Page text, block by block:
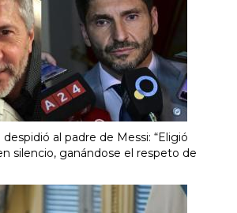
al padre de Messi: “Eligió
silencio, ganándose el respeto de